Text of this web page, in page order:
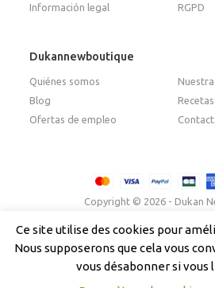
Información legal
RGPD
Dukannewboutique
Quiénes somos
Blog
Recetas
Ofertas de empleo
Copyright © 2026 - Dukan
Ce site utilise des cookies pour
Nous supposerons que cela vous
vous désabonner si vous
Français(Francés)